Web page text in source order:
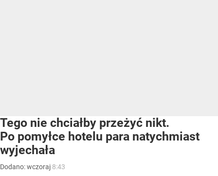
Tego nie chciałby przeżyć nikt.
Po pomyłce hotelu para natychmiast
wyjechała
Dodano:wczoraj 8:43